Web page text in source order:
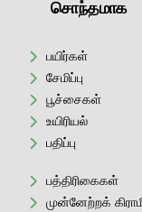
சொந்தமாக
பயிர்கள்
சேமிப்பு
பூச்சைகள்
உயிரியல்
பதிப்பு
பத்திரிகைகள்
முன்னேற்றக்